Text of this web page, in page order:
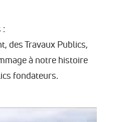
:
des Travaux Publics,
à notre histoire
fondateurs.